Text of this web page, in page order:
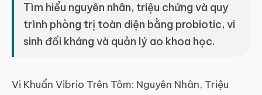
Tìm hiểu nguyên nhân, triệu chứng và quy
trình phòng trị toàn diện bằng probiotic, vi
sinh đối kháng và quản lý ao khoa học.
Vi Khuẩn Vibrio Trên Tôm: Nguyên Nhân, Triệu